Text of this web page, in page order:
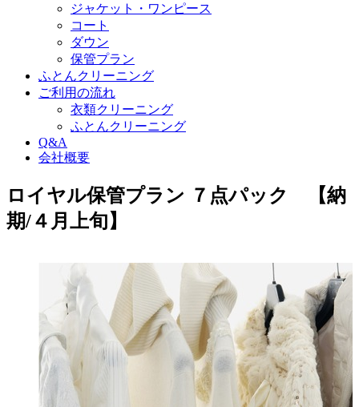
ジャケット・ワンピース
コート
ダウン
保管プラン
ふとんクリーニング
ご利用の流れ
衣類クリーニング
ふとんクリーニング
Q&A
会社概要
ロイヤル保管プラン ７点パック 【納
期/４月上旬】